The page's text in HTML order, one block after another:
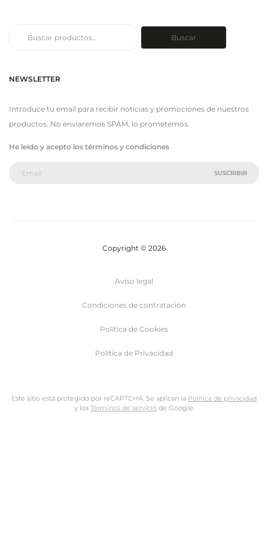
Buscar
NEWSLETTER
Introduce tu email para recibir noticias y promociones de nuestros
productos. No enviaremos SPAM, lo prometemos.
He leído y acepto los términos y condiciones
Copyright © 2026
Aviso legal
Condiciones de contratación
Política de Cookies
Politica de Privacidad
Este sitio está protegido por reCAPTCHA. Se aplican la Política de privacidad
y los Términos de serviciode Google.